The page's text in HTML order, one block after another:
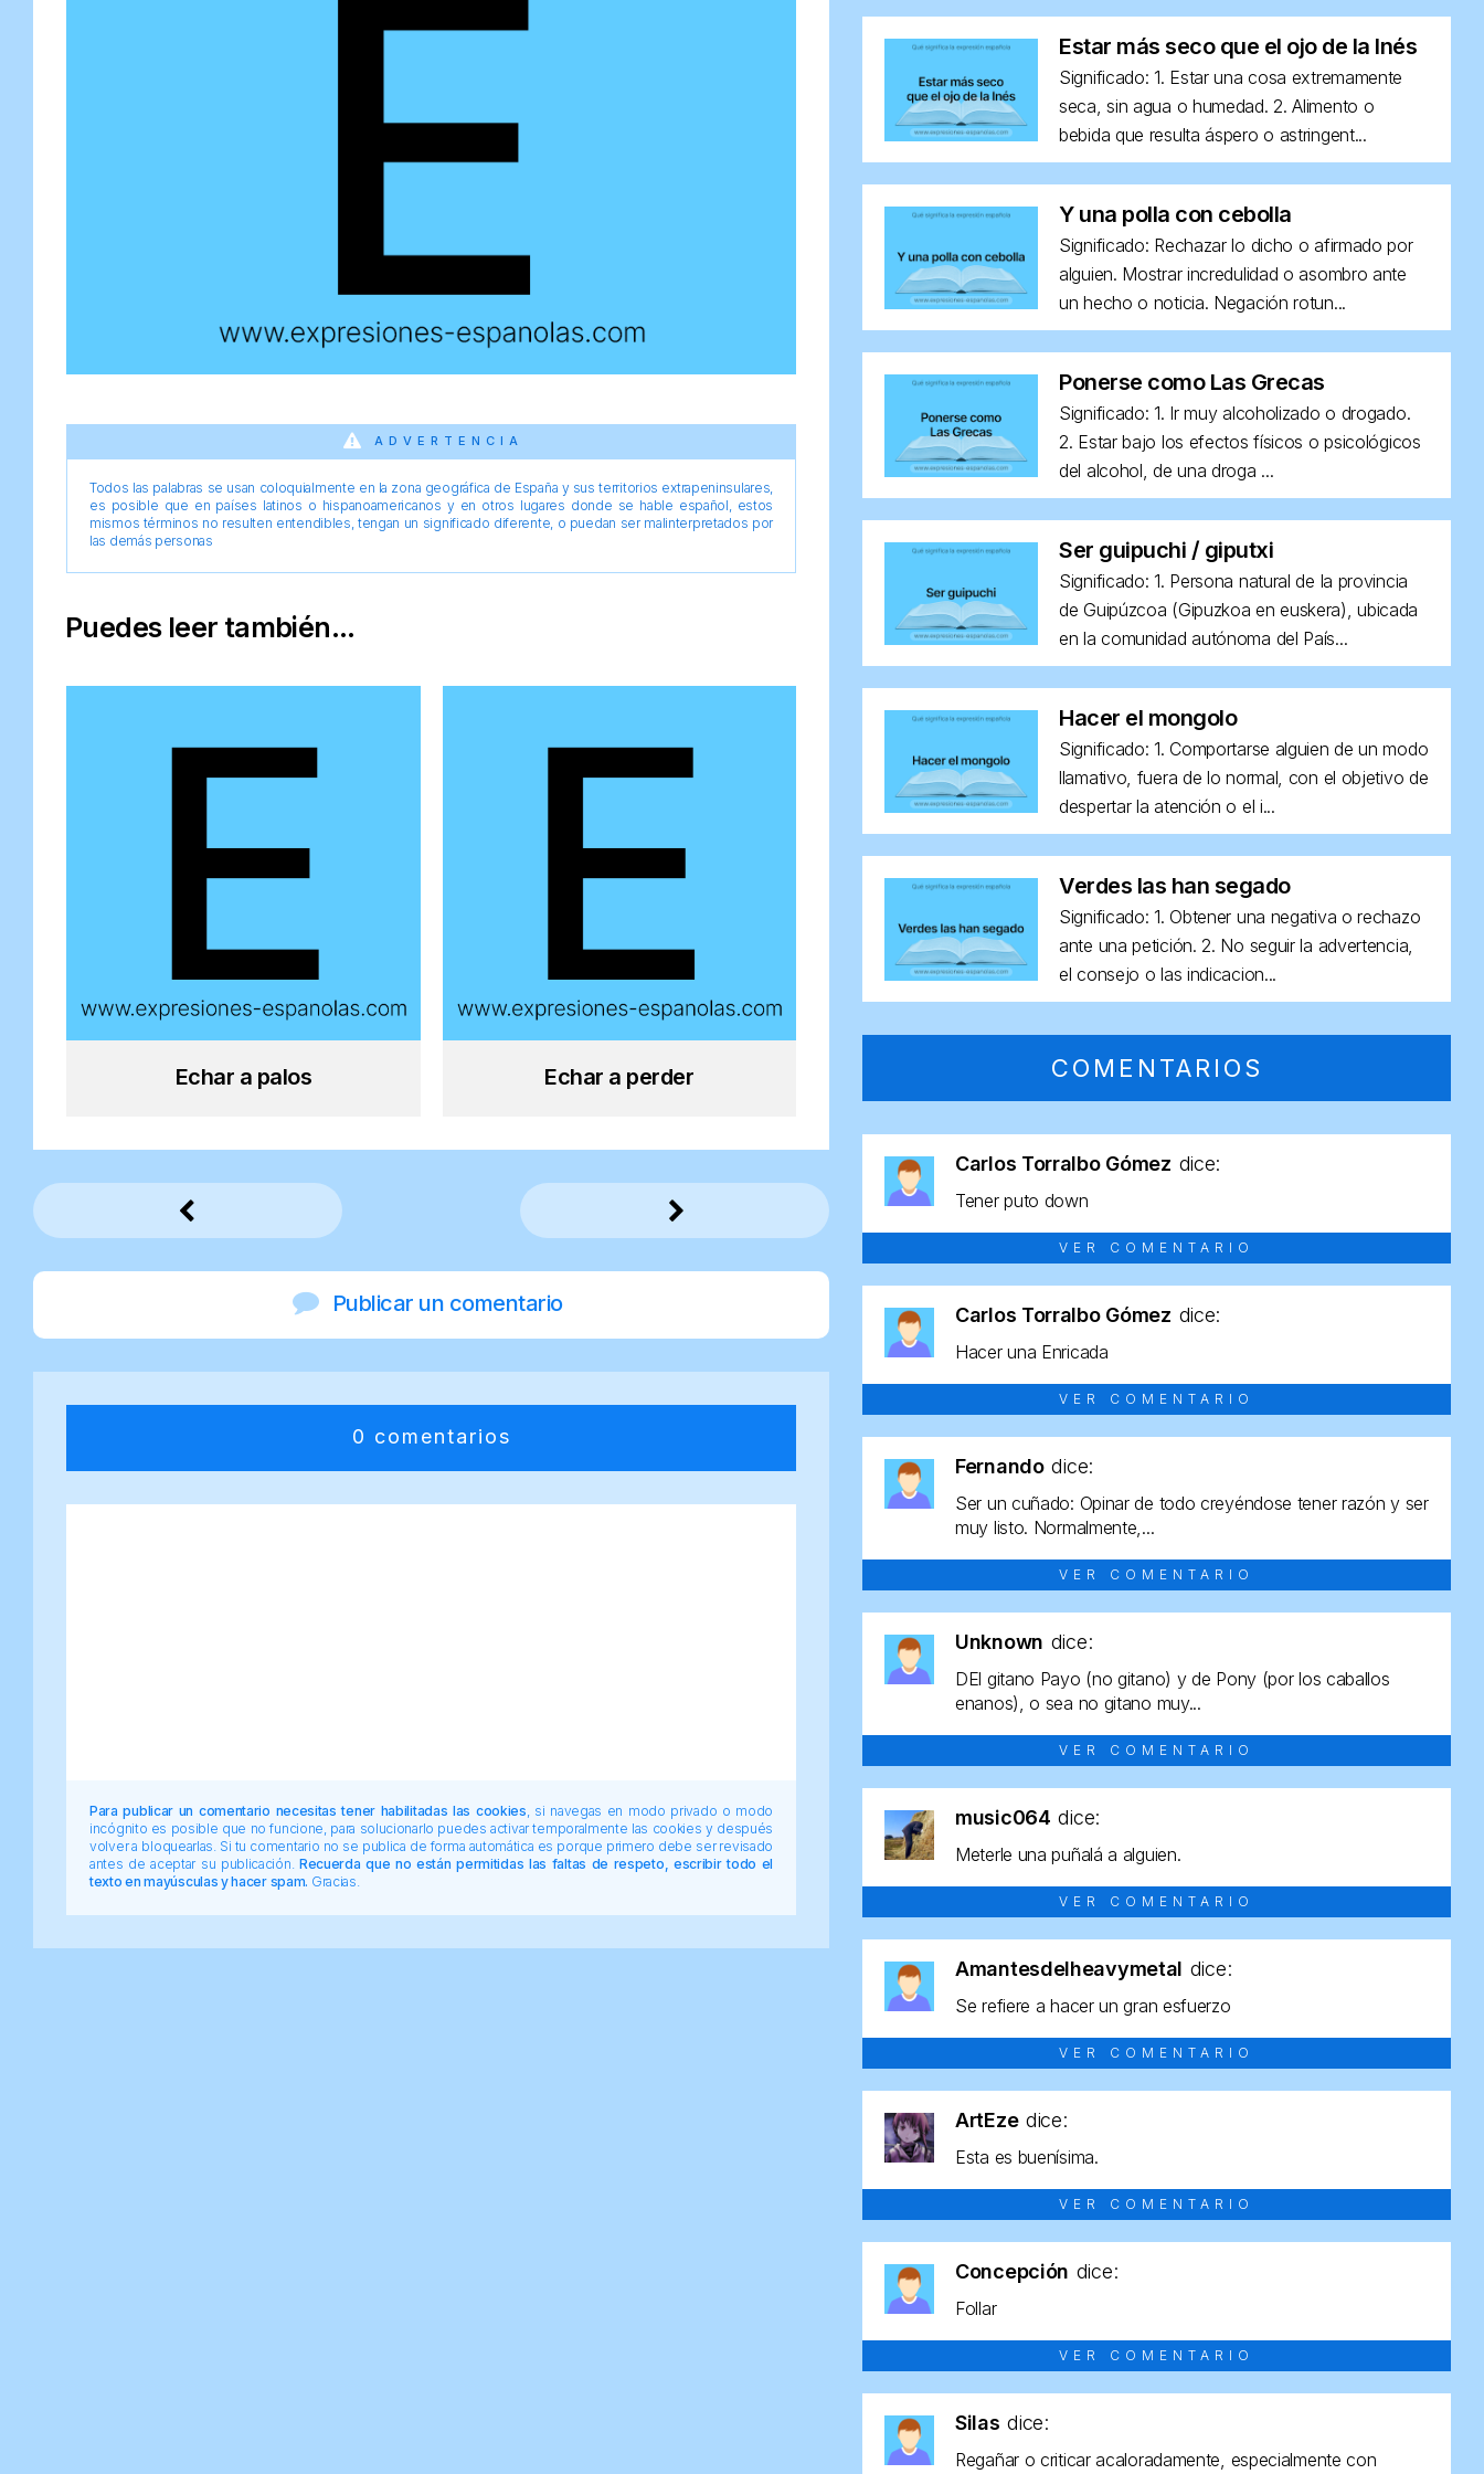
ADVERTENCIA
Todos las palabras se usan coloquialmente en la zona geográfica de España y sus territorios extrapeninsulares,
es posible que en países latinos o hispanoamericanos y en otros lugares donde se hable español, estos
mismos términos no resulten entendibles, tengan un significado diferente, o puedan ser malinterpretados por
las demás personas
Puedes leer también...
Echar a palos Echar a perder
Publicar un comentario
0 comentarios
Para publicar un comentario necesitas tener habilitadas las cookies , si navegas en modo privado o modo
incógnito es posible que no funcione, para solucionarlo puedes activar temporalmente las cookies y después
volver a bloquearlas. Si tu comentario no se publica de forma automática es porque primero debe ser revisado
antes de aceptar su publicación. Recuerda que no están permitidas las faltas de respeto, escribir todo el
texto en mayúsculas y hacer spam. Gracias.
Estar más seco que el ojo de la Inés
Significado: 1. Estar una cosa extremamente
seca, sin agua o humedad. 2. Alimento o
bebida que resulta áspero o astringent...
Y una polla con cebolla
Significado: Rechazar lo dicho o afirmado por
alguien. Mostrar incredulidad o asombro ante
un hecho o noticia. Negación rotun...
Ponerse como Las Grecas
Significado: 1. Ir muy alcoholizado o drogado.
2. Estar bajo los efectos físicos o psicológicos
del alcohol, de una droga ...
Ser guipuchi / giputxi
Significado: 1. Persona natural de la provincia
de Guipúzcoa (Gipuzkoa en euskera), ubicada
en la comunidad autónoma del País...
Hacer el mongolo
Significado: 1. Comportarse alguien de un modo
llamativo, fuera de lo normal, con el objetivo de
despertar la atención o el i...
Verdes las han segado
Significado: 1. Obtener una negativa o rechazo
ante una petición. 2. No seguir la advertencia,
el consejo o las indicacion...
COMENTARIOS
Carlos Torralbo Gómez dice:
Tener puto down
VER COMENTARIO
Carlos Torralbo Gómez dice:
Hacer una Enricada
VER COMENTARIO
Fernando dice:
Ser un cuñado: Opinar de todo creyéndose tener razón y ser
muy listo. Normalmente,...
VER COMENTARIO
Unknown dice:
DEl gitano Payo (no gitano) y de Pony (por los caballos
enanos), o sea no gitano muy...
VER COMENTARIO
music064 dice:
Meterle una puñalá a alguien.
VER COMENTARIO
Amantesdelheavymetal dice:
Se refiere a hacer un gran esfuerzo
VER COMENTARIO
ArtEze dice:
Esta es buenísima.
VER COMENTARIO
Concepción dice:
Follar
VER COMENTARIO
Silas dice:
Regañar o criticar acaloradamente, especialmente con